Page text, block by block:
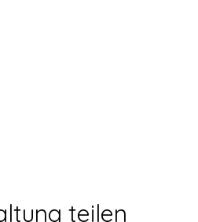
teilen